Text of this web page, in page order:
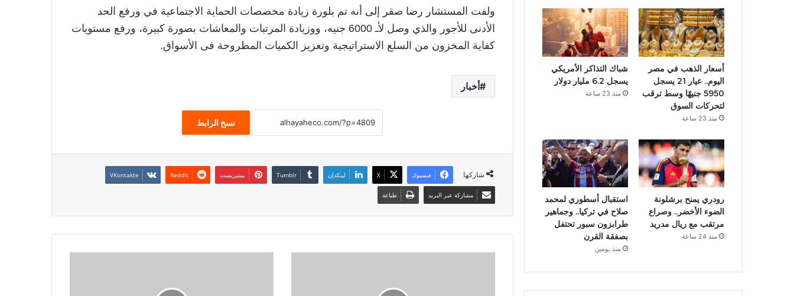
ولفت المستشار رضا صقر إلى أنه تم بلورة زيادة مخصصات الحماية الاجتماعية في ورفع الحد
الأدنى للأجور والذي وصل لأـ 6000 جنيه، ووزيادة المرتبات والمعاشات بصورة كبيرة، ورفع مستويات
كفاية المخزون من السلع الاستراتيجية وتعزيز الكميات المطروحة فى الأسواق.
أخبار
نسخ الرابط
شاركها فيسبوك X لينكدإن بينتيريست
مشاركة عبر البريد طباعة
و
ك
أسعار الذهب في مصر
اليوم.. عيار 21 يسجل
5950 جنيهًا وسط ترقب
لتحركات السوق
منذ 23 ساعة
شباك التذاكر الأمريكي
يسجل 6.2 مليار دولار
منذ 23 ساعة
رودري يمنح برشلونة
الضوء الأخضر.. وصراع
مرتقب مع ريال مدريد
منذ 24 ساعة
استقبال أسطوري لمحمد
صلاح في تركيا.. وجماهير
طرابزون سبور تحتفل
بصفقة القرن
منذ يومين